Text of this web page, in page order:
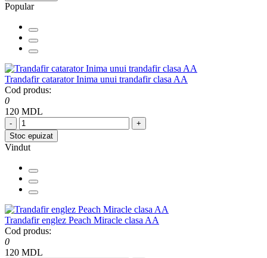
Popular
Trandafir catarator Inima unui trandafir clasa AA
Cod produs:
0
120 MDL
-
+
Stoc epuizat
Vindut
Trandafir englez Peach Miracle clasa AA
Cod produs:
0
120 MDL